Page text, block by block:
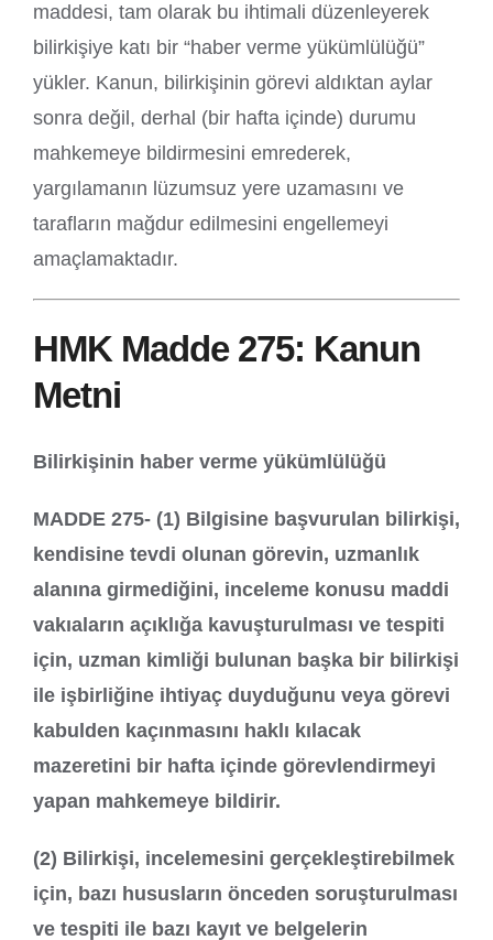
maddesi, tam olarak bu ihtimali düzenleyerek
bilirkişiye katı bir “haber verme yükümlülüğü”
yükler. Kanun, bilirkişinin görevi aldıktan aylar
sonra değil, derhal (bir hafta içinde) durumu
mahkemeye bildirmesini emrederek,
yargılamanın lüzumsuz yere uzamasını ve
tarafların mağdur edilmesini engellemeyi
amaçlamaktadır.
HMK Madde 275: Kanun
Metni
Bilirkişinin haber verme yükümlülüğü
MADDE 275- (1) Bilgisine başvurulan bilirkişi,
kendisine tevdi olunan görevin, uzmanlık
alanına girmediğini, inceleme konusu maddi
vakıaların açıklığa kavuşturulması ve tespiti
için, uzman kimliği bulunan başka bir bilirkişi
ile işbirliğine ihtiyaç duyduğunu veya görevi
kabulden kaçınmasını haklı kılacak
mazeretini bir hafta içinde görevlendirmeyi
yapan mahkemeye bildirir.
(2) Bilirkişi, incelemesini gerçekleştirebilmek
için, bazı hususların önceden soruşturulması
ve tespiti ile bazı kayıt ve belgelerin